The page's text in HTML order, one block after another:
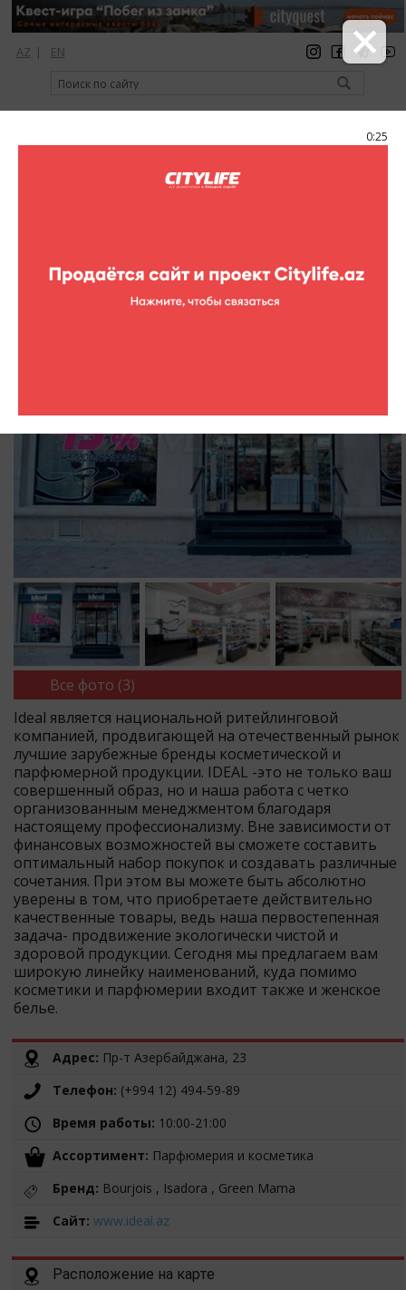
0:25
AZ | EN
регистрация вход Citylife Magazine
Все фото (3)
Ideal является национальной ритейлинговой
компанией, продвигающей на отечественный рынок
лучшие зарубежные бренды косметической и
парфюмерной продукции. IDEAL -это не только ваш
совершенный образ, но и наша работа с четко
организованным менеджментом благодаря
настоящему профессионализму. Вне зависимости от
финансовых возможностей вы сможете составить
оптимальный набор покупок и создавать различные
сочетания. При этом вы можете быть абсолютно
уверены в том, что приобретаете действительно
качественные товары, ведь наша первостепенная
задача- продвижение экологически чистой и
здоровой продукции. Сегодня мы предлагаем вам
широкую линейку наименований, куда помимо
косметики и парфюмерии входит также и женское
белье.
Адрес: Пр-т Азербайджана, 23
Телефон: (+994 12) 494-59-89
Время работы: 10:00-21:00
Ассортимент: Парфюмерия и косметика
Бренд: Bourjois , Isadora , Green Mama
Cайт: www.ideal.az
Расположение на карте